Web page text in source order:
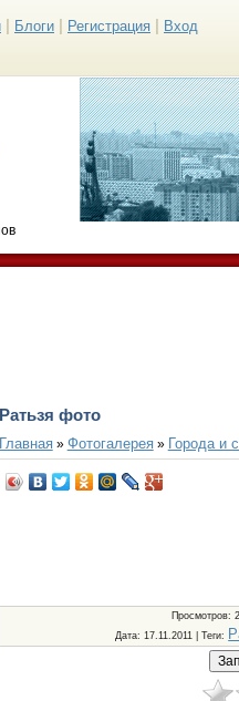
Блоги Регистрация Вход
Ратьзя фото
Главная» Фотогалерея» Города и
Просмотров:
Дата: 17.11.2011 |Теги: